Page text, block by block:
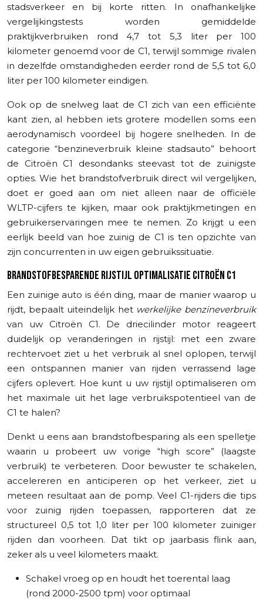
stadsverkeer en bij korte ritten. In onafhankelijke
vergelijkingstests worden gemiddelde
praktijkverbruiken rond 4,7 tot 5,3 liter per 100
kilometer genoemd voor de C1, terwijl sommige rivalen
in dezelfde omstandigheden eerder rond de 5,5 tot 6,0
liter per 100 kilometer eindigen.
Ook op de snelweg laat de C1 zich van een efficiënte
kant zien, al hebben iets grotere modellen soms een
aerodynamisch voordeel bij hogere snelheden. In de
categorie “benzineverbruik kleine stadsauto” behoort
de Citroën C1 desondanks steevast tot de zuinigste
opties. Wie het brandstofverbruik direct wil vergelijken,
doet er goed aan om niet alleen naar de officiële
WLTP-cijfers te kijken, maar ook praktijkmetingen en
gebruikerservaringen mee te nemen. Zo krijgt u een
eerlijk beeld van hoe zuinig de C1 is ten opzichte van
zijn concurrenten in uw eigen gebruikssituatie.
BRANDSTOFBESPARENDE RIJSTIJL OPTIMALISATIE CITROËN C1
Een zuinige auto is één ding, maar de manier waarop u
rijdt, bepaalt uiteindelijk het werkelijke benzineverbruik
van uw Citroën C1. De driecilinder motor reageert
duidelijk op veranderingen in rijstijl: met een zware
rechtervoet ziet u het verbruik al snel oplopen, terwijl
een ontspannen manier van rijden verrassend lage
cijfers oplevert. Hoe kunt u uw rijstijl optimaliseren om
het maximale uit het lage verbruikspotentieel van de
C1 te halen?
Denkt u eens aan brandstofbesparing als een spelletje
waarin u probeert uw vorige “high score” (laagste
verbruik) te verbeteren. Door bewuster te schakelen,
accelereren en anticiperen op het verkeer, ziet u
meteen resultaat aan de pomp. Veel C1-rijders die tips
voor zuinig rijden toepassen, rapporteren dat ze
structureel 0,5 tot 1,0 liter per 100 kilometer zuiniger
rijden dan voorheen. Dat tikt op jaarbasis flink aan,
zeker als u veel kilometers maakt.
Schakel vroeg op en houdt het toerental laag
(rond 2000-2500 tpm) voor optimaal